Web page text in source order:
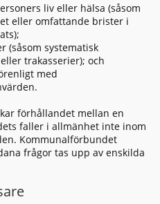
liv eller hälsa (såsom
eller omfattande brister i
(såsom systematisk
trakasserier); och
med
förhållandet mellan en
faller i allmänhet inte inom
Kommunalförbundet
frågor tas upp av enskilda